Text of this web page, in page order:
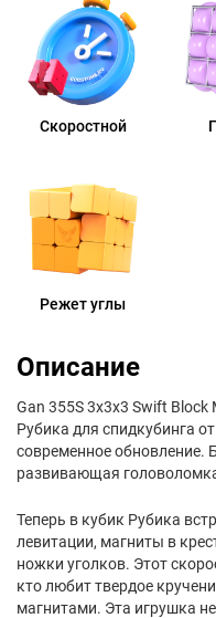
Скоростной
Режет углы
Описание
Gan 355S 3x3x3 Swift
Рубика для спидкубинга
современное обновление.
развивающая
Теперь в кубик Рубика
левитации, магниты в
ножки уголков. Этот
кто любит твердое
магнитами. Эта игрушка